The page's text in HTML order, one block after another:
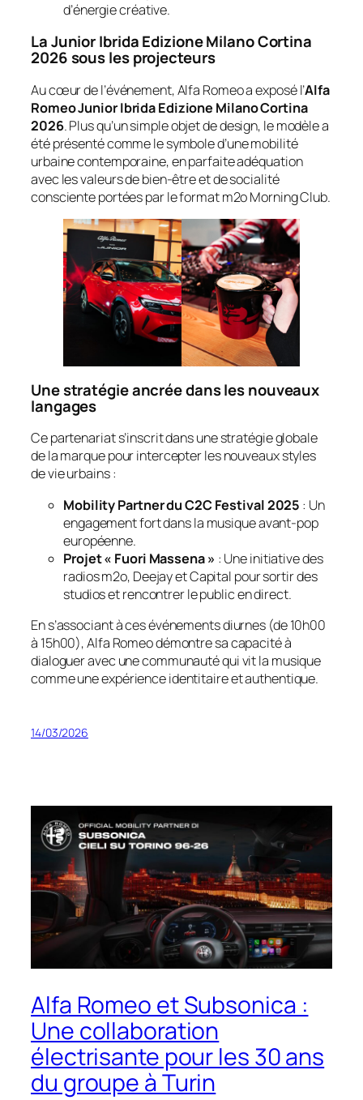
d’énergie créative.
La Junior Ibrida Edizione Milano Cortina
2026 sous les projecteurs
Au cœur de l’événement, Alfa Romeo a exposé l’Alfa
Romeo Junior Ibrida Edizione Milano Cortina
2026. Plus qu’un simple objet de design, le modèle a
été présenté comme le symbole d’une mobilité
urbaine contemporaine, en parfaite adéquation
avec les valeurs de bien-être et de socialité
consciente portées par le format m2o Morning Club.
Une stratégie ancrée dans les nouveaux
langages
Ce partenariat s’inscrit dans une stratégie globale
de la marque pour intercepter les nouveaux styles
de vie urbains :
Mobility Partner du C2C Festival 2025 : Un
engagement fort dans la musique avant-pop
européenne.
Projet « Fuori Massena » : Une initiative des
radios m2o, Deejay et Capital pour sortir des
studios et rencontrer le public en direct.
En s’associant à ces événements diurnes (de 10h00
à 15h00), Alfa Romeo démontre sa capacité à
dialoguer avec une communauté qui vit la musique
comme une expérience identitaire et authentique.
14/03/2026
Alfa Romeo et Subsonica :
Une collaboration
électrisante pour les 30 ans
du groupe à Turin